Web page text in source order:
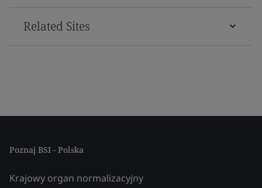
Related Sites
Poznaj BSI - Polska
Krajowy organ normalizacyjny